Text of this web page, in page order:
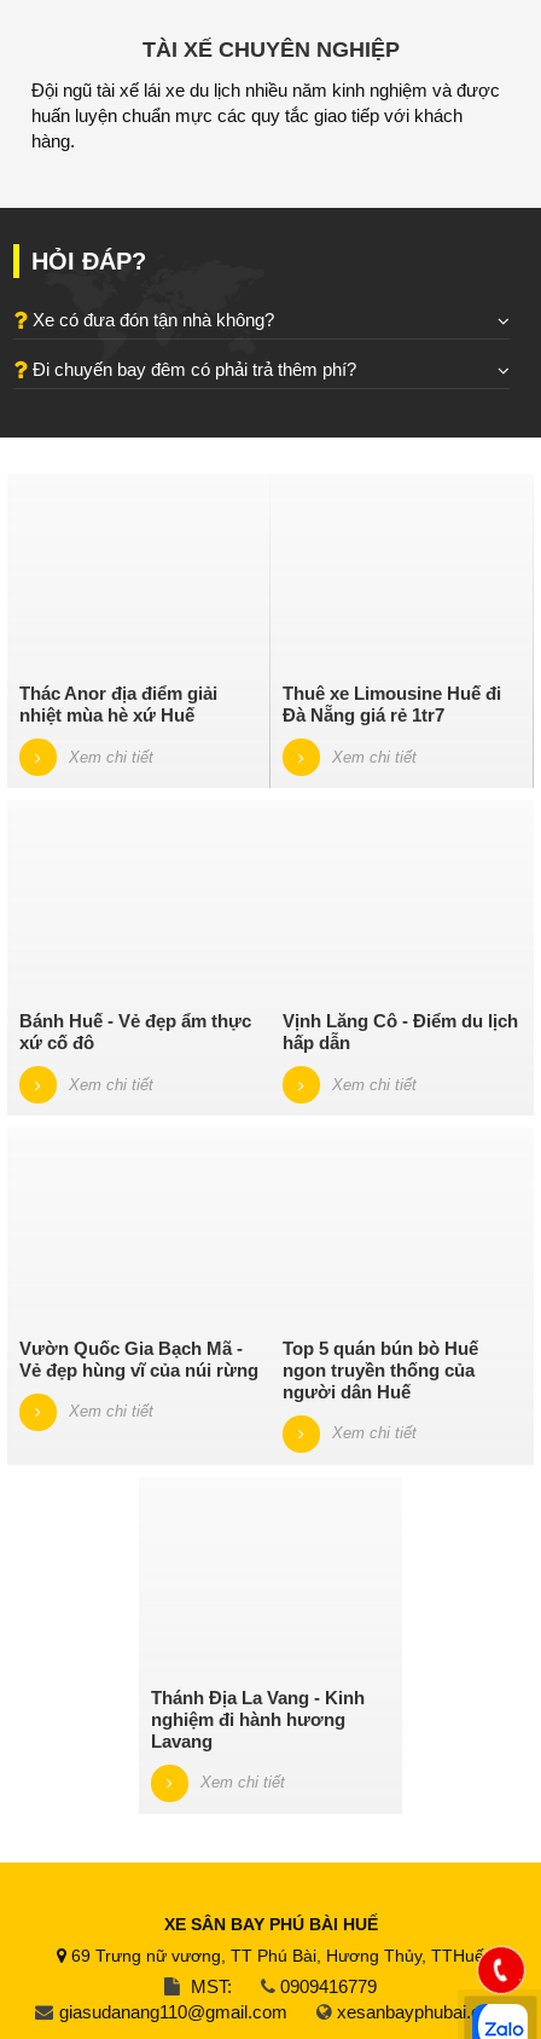
TÀI XẾ CHUYÊN NGHIỆP
Đội ngũ tài xế lái xe du lịch nhiều năm kinh nghiệm và được
huấn luyện chuẩn mực các quy tắc giao tiếp với khách
hàng.
HỎI ĐÁP?
Xe có đưa đón tận nhà không?
Đi chuyến bay đêm có phải trả thêm phí?
Thác Anor địa điểm giải
nhiệt mùa hè xứ Huế
Xem chi tiết
Thuê xe Limousine Huế đi
Đà Nẵng giá rẻ 1tr7
Xem chi tiết
Bánh Huế - Vẻ đẹp ẩm thực
xứ cố đô
Xem chi tiết
Vịnh Lăng Cô - Điểm du lịch
hấp dẫn
Xem chi tiết
Vườn Quốc Gia Bạch Mã -
Vẻ đẹp hùng vĩ của núi rừng
Xem chi tiết
Top 5 quán bún bò Huế
ngon truyền thống của
người dân Huế
Xem chi tiết
Thánh Địa La Vang - Kinh
nghiệm đi hành hương
Lavang
Xem chi tiết
XE SÂN BAY PHÚ BÀI HUẾ
69 Trưng nữ vương, TT Phú Bài, Hương Thủy, TTHuế
MST:
0909416779
giasudanang110@gmail.com
xesanbayphubai.com